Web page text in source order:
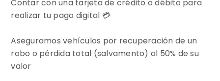
Contar con una tarjeta de crédito o débito para
realizar tu pago digital 💳
Aseguramos vehículos por recuperación de un
robo o pérdida total (salvamento) al 50% de su
valor